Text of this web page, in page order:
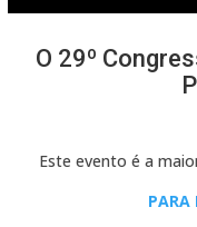
O 29º
Este evento é a
PARA